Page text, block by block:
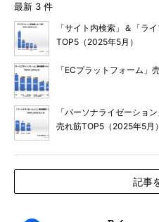
最新 3 件
「サイト内検索」＆「ラ
TOP5（2025年5月）
「ECプラットフォーム」
「パーソナライゼーショ
売れ筋TOP5（2025年5月）
記事